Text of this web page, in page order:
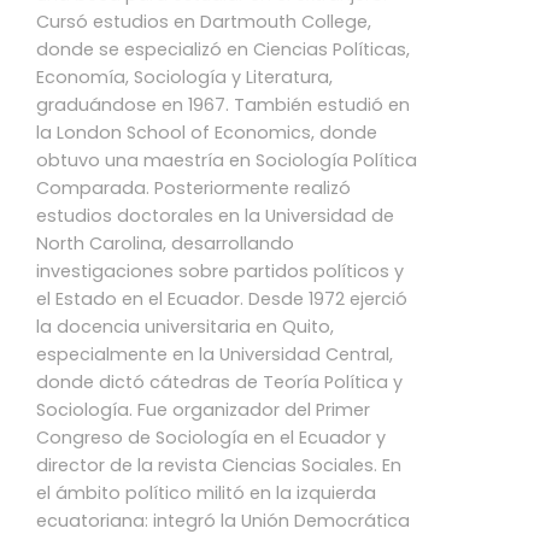
Cursó estudios en Dartmouth College,
donde se especializó en Ciencias Políticas,
Economía, Sociología y Literatura,
graduándose en 1967. También estudió en
la London School of Economics, donde
obtuvo una maestría en Sociología Política
Comparada. Posteriormente realizó
estudios doctorales en la Universidad de
North Carolina, desarrollando
investigaciones sobre partidos políticos y
el Estado en el Ecuador. Desde 1972 ejerció
la docencia universitaria en Quito,
especialmente en la Universidad Central,
donde dictó cátedras de Teoría Política y
Sociología. Fue organizador del Primer
Congreso de Sociología en el Ecuador y
director de la revista Ciencias Sociales. En
el ámbito político militó en la izquierda
ecuatoriana: integró la Unión Democrática